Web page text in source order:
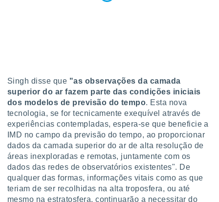
Singh disse que "as observações da camada
superior do ar fazem parte das condições iniciais
dos modelos de previsão do tempo. Esta nova
tecnologia, se for tecnicamente exequível através de
experiências contempladas, espera-se que beneficie a
IMD no campo da previsão do tempo, ao proporcionar
dados da camada superior do ar de alta resolução de
áreas inexploradas e remotas, juntamente com os
dados das redes de observatórios existentes". De
qualquer das formas, informações vitais como as que
teriam de ser recolhidas na alta troposfera, ou até
mesmo na estratosfera, continuarão a necessitar do